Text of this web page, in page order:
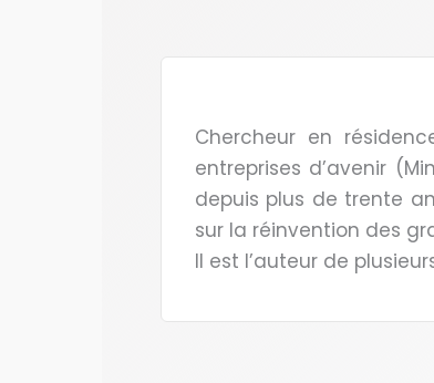
Chercheur en
entreprises d’avenir
depuis plus de trente
sur la réinvention des
Il est l’auteur de